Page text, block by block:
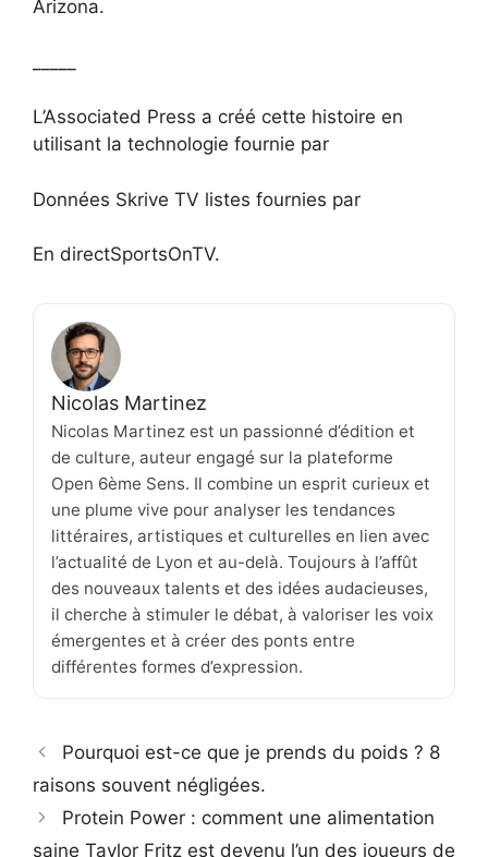
Arizona.
L’Associated Press a créé cette histoire en
utilisant la technologie fournie par
Données Skrive TV listes fournies par
En directSportsOnTV.
Nicolas Martinez
Nicolas Martinez est un passionné d’édition et
de culture, auteur engagé sur la plateforme
Open 6ème Sens. Il combine un esprit curieux et
une plume vive pour analyser les tendances
littéraires, artistiques et culturelles en lien avec
l’actualité de Lyon et au-delà. Toujours à l’affût
des nouveaux talents et des idées audacieuses,
il cherche à stimuler le débat, à valoriser les voix
émergentes et à créer des ponts entre
différentes formes d’expression.
Pourquoi est-ce que je prends du poids ? 8
raisons souvent négligées.
Protein Power : comment une alimentation
saine Taylor Fritz est devenu l’un des joueurs de